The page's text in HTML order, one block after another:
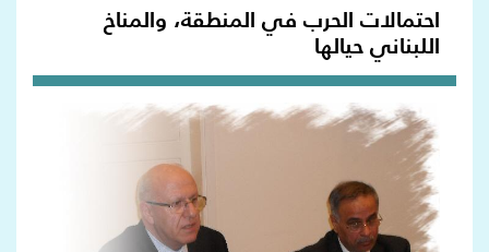
احتمالات الحرب في المنطقة، والمناخ
اللبناني حيالها